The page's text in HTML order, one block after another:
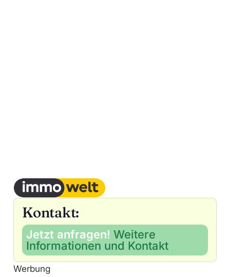
Kontakt:
Jetzt anfragen! Weitere
Informationen und Kontakt
Werbung